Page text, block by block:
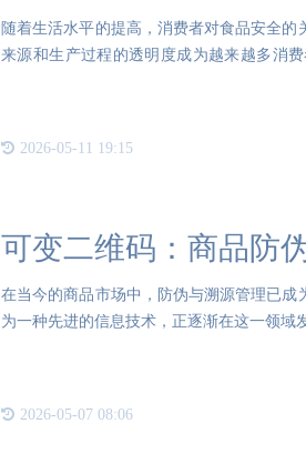
随着生活水平的提高，消费者对食品安全
来源和生产过程的透明度成为越来越多消
2026-05-11 19:15
可变二维码：商品防
在当今的商品市场中，防伪与溯源管理已
为一种先进的信息技术，正逐渐在这一领域
2026-05-07 08:06